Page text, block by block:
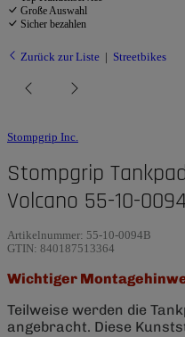
Große Auswahl
Sicher bezahlen
Zurück zur Liste Streetbikes
Stompgrip Inc.
Stompgrip
Volcano 55-10-
Artikelnummer: 55-10-0094B
GTIN: 840187513364
Wichtiger
Teilweise werden die
angebracht. Diese